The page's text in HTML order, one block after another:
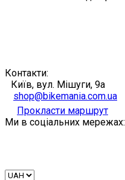
Контакти:
Київ, вул. Мішуги, 9а
shop@bikemania.com.ua
Прокласти маршрут
Ми в соціальних мережах: